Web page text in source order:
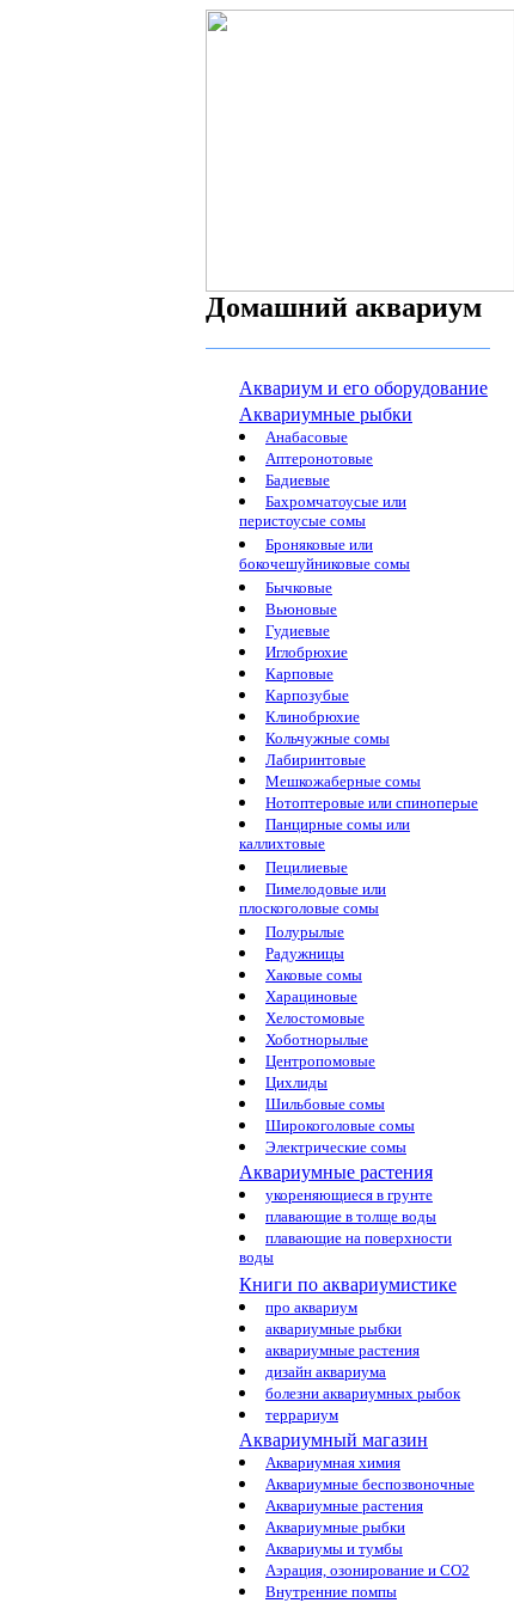
Домашний аквариум
Аквариум и его оборудование
Аквариумные рыбки
Анабасовые
Аптеронотовые
Бадиевые
Бахромчатоусые или
перистоусые сомы
Броняковые или
бокочешуйниковые сомы
Бычковые
Вьюновые
Гудиевые
Иглобрюхие
Карповые
Карпозубые
Клинобрюхие
Кольчужные сомы
Лабиринтовые
Мешкожаберные сомы
Нотоптеровые или спиноперые
Панцирные сомы или
каллихтовые
Пецилиевые
Пимелодовые или
плоскоголовые сомы
Полурылые
Радужницы
Хаковые сомы
Харациновые
Хелостомовые
Хоботнорылые
Центропомовые
Цихлиды
Шильбовые сомы
Широкоголовые сомы
Электрические сомы
Аквариумные растения
укореняющиеся в грунте
плавающие в толще воды
плавающие на поверхности
воды
Книги по аквариумистике
про аквариум
аквариумные рыбки
аквариумные растения
дизайн аквариума
болезни аквариумных рыбок
террариум
Аквариумный магазин
Аквариумная химия
Аквариумные беспозвоночные
Аквариумные растения
Аквариумные рыбки
Аквариумы и тумбы
Аэрация, озонирование и CO2
Внутренние помпы